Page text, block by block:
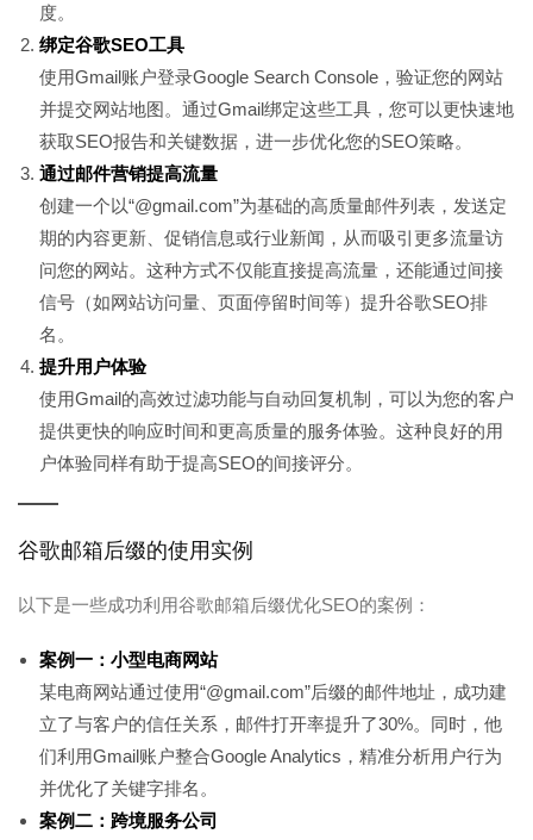
度。
绑定谷歌SEO工具
使用Gmail账户登录Google Search Console，验证您的网站
并提交网站地图。通过Gmail绑定这些工具，您可以更快速地
获取SEO报告和关键数据，进一步优化您的SEO策略。
通过邮件营销提高流量
创建一个以“@gmail.com”为基础的高质量邮件列表，发送定
期的内容更新、促销信息或行业新闻，从而吸引更多流量访
问您的网站。这种方式不仅能直接提高流量，还能通过间接
信号（如网站访问量、页面停留时间等）提升谷歌SEO排
名。
提升用户体验
使用Gmail的高效过滤功能与自动回复机制，可以为您的客户
提供更快的响应时间和更高质量的服务体验。这种良好的用
户体验同样有助于提高SEO的间接评分。
谷歌邮箱后缀的使用实例
以下是一些成功利用谷歌邮箱后缀优化SEO的案例：
案例一：小型电商网站
某电商网站通过使用“@gmail.com”后缀的邮件地址，成功建
立了与客户的信任关系，邮件打开率提升了30%。同时，他
们利用Gmail账户整合Google Analytics，精准分析用户行为
并优化了关键字排名。
案例二：跨境服务公司